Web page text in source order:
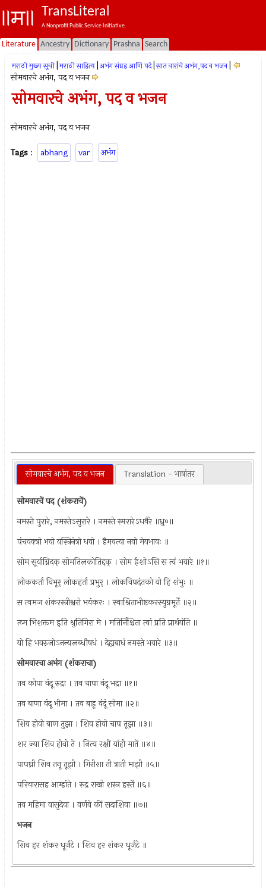
TransLiteral
A Nonprofit Public Service Initiative.
Literature Ancestry Dictionary Prashna Search
मराठी मुख्य सूची मराठी साहित्य अभंग संग्रह आणि पदे सात वारांचे अभंग,पद व भजन
सोमवारचे अभंग, पद व भजन
सोमवारचे अभंग, पद व भजन
सोमवारचे अभंग, पद व भजन
Tags : abhang var अभंग
सोमवारचे अभंग, पद व भजन Translation - भाषांतर
सोमवारचें पद (शंकराचें)
नमस्ते पुरारे, नमस्तेऽसुरारे । नमस्ते स्मरारेऽधवैरे ॥ध्रु०॥
पंचवक्‍त्रो भवो यस्त्रिनेत्रो धवो । हैमवत्या नवो मेयभावः ॥
सोम सूर्याग्निदक्‌ सोमतिलकोतिद्दक् । सोम ईशोऽसि स त्वं भवारे ॥१॥
लोककर्ता विभूर्‌ लोकहर्ता प्रभुर् । लोकविपदंतको यो हि शंभुः ॥
स त्वमज शंकरस्त्रीश्वरो भयंकरः । स्वाश्रिताभीष्टकरस्युग्रमूर्ते ॥२॥
त्व्म भिशक्तम इति श्रुतिगिरा मे । मतिर्निश्चिता त्वां प्रति प्रार्थयंति ॥
यो हि भवरुजोऽनन्यलब्धौषधं । देह्यबाधं नमस्ते भवारे ॥३॥
सोमवारचा अभंग (शंकराचा)
तव कोपा वंदू रुद्रा । तव चापा वंदू भद्रा ॥१॥
तव बाणा वंदू भीमा । तव बाहू वंदूं सोमा ॥२॥
शिव होवो बाण तुझा । शिव होवो चाप तूझा ॥३॥
शर ज्या शिव होवो ते । नित्य रक्षीं यांही मातें ॥४॥
पापघ्नी शिव तनू तूझी । गिरीशा ती त्राती माझी ॥५॥
परिवारासह आम्हांते । रुद्र राखो शस्त्र हस्तें ॥६॥
तव महिमा वासुदेवा । वर्णवे कीं सदाशिवा ॥७॥
भजन
शिव हर शंकर धूर्जटे । शिव हर शंकर धूर्जटे ॥